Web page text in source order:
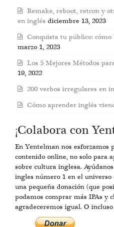
Remake, reboot, retcon y
en inglés diciembre 13, 2023
Conquista tu público:
marzo 1, 2023
Los 5 Mejores Métodos
19, 2022
200 verbos irregulares en
Cómo aprender inglés
¡Colabora con
En Yentelman nos esforzamos
contenido online, no solo para
sobre cultura inglesa.
ingles número 1 en el universo
una pequeña donación (que
podamos comprar más IPAs y
agradeceremos igual. O